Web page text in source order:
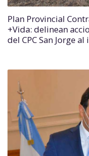
Plan Provincial
+Vida: delinean
del CPC San Jorge